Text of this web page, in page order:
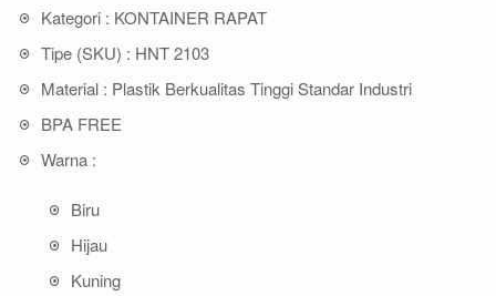
Kategori : KONTAINER RAPAT
Tipe (SKU) : HNT 2103
Material : Plastik Berkualitas Tinggi Standar Industri
BPA FREE
Warna :
Biru
Hijau
Kuning